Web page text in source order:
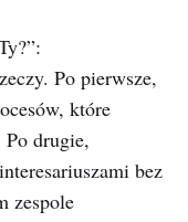
Po pierwsze,
które
Po drugie,
bez
zespole